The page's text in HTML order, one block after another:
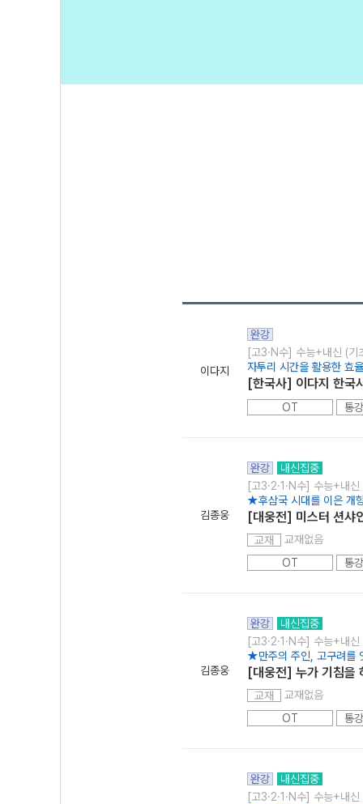
이다지
완강
[고3·N수] 수능+내신 (기
자투리 시간을 활용한 효
[한국사] 이다지 한국
OT 통
김종웅
완강
내신집중
[고3·2·1·N수] 수능+내신
★후삼국 시대를 이은 개
[대웅전] 미스터 션샤
교재
교재없음
OT
통
김종웅
완강
내신집중
[고3·2·1·N수] 수능+내신
★만주의 주인, 고구려를
[대웅전] 누가 기침을
교재
교재없음
OT
통
완강
내신집중
[고3·2·1·N수] 수능+내신